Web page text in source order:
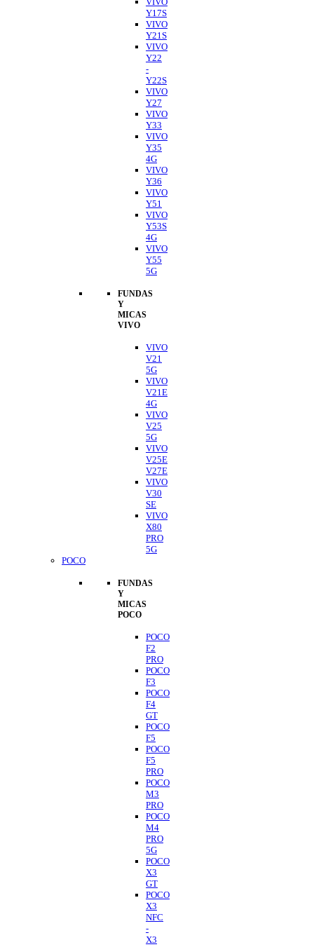
Y17S
VIVO
Y21S
VIVO
Y22
-
Y22S
VIVO
Y27
VIVO
Y33
VIVO
Y35
4G
VIVO
Y36
VIVO
Y51
VIVO
Y53S
4G
VIVO
Y55
5G
FUNDAS
Y
MICAS
VIVO
VIVO
V21
5G
VIVO
V21E
4G
VIVO
V25
5G
VIVO
V25E
V27E
VIVO
V30
SE
VIVO
X80
PRO
5G
POCO
FUNDAS
Y
MICAS
POCO
POCO
F2
PRO
POCO
F3
POCO
F4
GT
POCO
F5
POCO
F5
PRO
POCO
M3
PRO
POCO
M4
PRO
5G
POCO
X3
GT
POCO
X3
NFC
-
X3